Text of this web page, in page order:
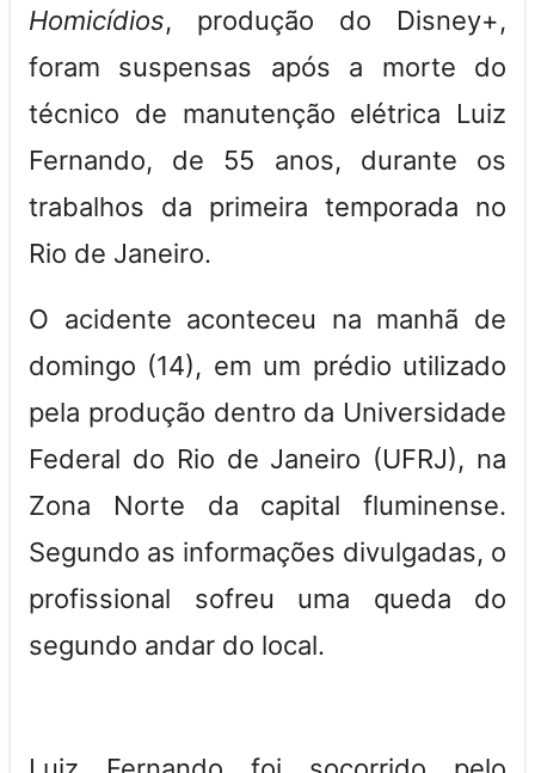
Homicídios, produção do Disney+,
foram suspensas após a morte do
técnico de manutenção elétrica Luiz
Fernando, de 55 anos, durante os
trabalhos da primeira temporada no
Rio de Janeiro.
O acidente aconteceu na manhã de
domingo (14), em um prédio utilizado
pela produção dentro da Universidade
Federal do Rio de Janeiro (UFRJ), na
Zona Norte da capital fluminense.
Segundo as informações divulgadas, o
profissional sofreu uma queda do
segundo andar do local.